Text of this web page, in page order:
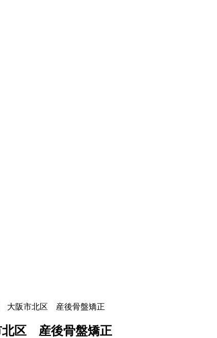
大阪市北区 産後骨盤矯正
区 産後骨盤矯正